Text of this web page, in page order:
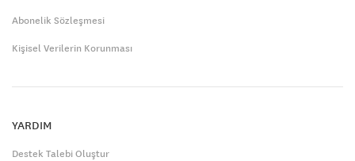
Abonelik Sözleşmesi
Kişisel Verilerin Korunması
YARDIM
Destek Talebi Oluştur